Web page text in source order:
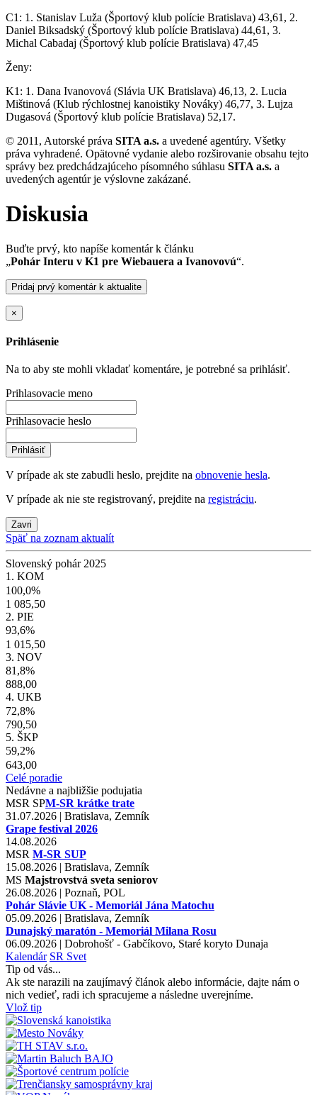
C1: 1. Stanislav Luža (Športový klub polície Bratislava) 43,61, 2.
Daniel Biksadský (Športový klub polície Bratislava) 44,61, 3.
Michal Cabadaj (Športový klub polície Bratislava) 47,45
Ženy:
K1: 1. Dana Ivanovová (Slávia UK Bratislava) 46,13, 2. Lucia
Mištinová (Klub rýchlostnej kanoistiky Nováky) 46,77, 3. Lujza
Dugasová (Športový klub polície Bratislava) 52,17.
© 2011, Autorské práva SITA a.s. a uvedené agentúry. Všetky
práva vyhradené. Opätovné vydanie alebo rozširovanie obsahu tejto
správy bez predchádzajúceho písomného súhlasu SITA a.s. a
uvedených agentúr je výslovne zakázané.
Diskusia
Buďte prvý, kto napíše komentár k článku
„Pohár Interu v K1 pre Wiebauera a Ivanovovú“.
Pridaj prvý komentár k aktualite
×
Prihlásenie
Na to aby ste mohli vkladať komentáre, je potrebné sa prihlásiť.
Prihlasovacie meno
Prihlasovacie heslo
Prihlásiť
V prípade ak ste zabudli heslo, prejdite na obnovenie hesla.
V prípade ak nie ste registrovaný, prejdite na registráciu.
Zavri
Späť na zoznam aktualít
Slovenský pohár 2025
1. KOM
100,0%
1 085,50
2. PIE
93,6%
1 015,50
3. NOV
81,8%
888,00
4. UKB
72,8%
790,50
5. ŠKP
59,2%
643,00
Celé poradie
Nedávne a najbližšie podujatia
MSR SPM-SR krátke trate
31.07.2026 | Bratislava, Zemník
Grape festival 2026
14.08.2026
MSR M-SR SUP
15.08.2026 | Bratislava, Zemník
MS Majstrovstvá sveta seniorov
26.08.2026 | Poznaň, POL
Pohár Slávie UK - Memoriál Jána Matochu
05.09.2026 | Bratislava, Zemník
Dunajský maratón - Memoriál Milana Rosu
06.09.2026 | Dobrohošť - Gabčíkovo, Staré koryto Dunaja
Kalendár SR Svet
Tip od vás...
Ak ste narazili na zaujímavý článok alebo informácie, dajte nám o
nich vedieť, radi ich spracujeme a následne uverejníme.
Vlož tip